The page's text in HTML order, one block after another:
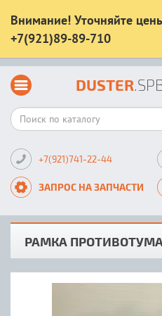
Внимание! Уточняйте
+7(921)89-89-710
DUSTER
+7(921)741-22-44
ЗАПРОС НА ЗАПЧАСТИ
РАМКА